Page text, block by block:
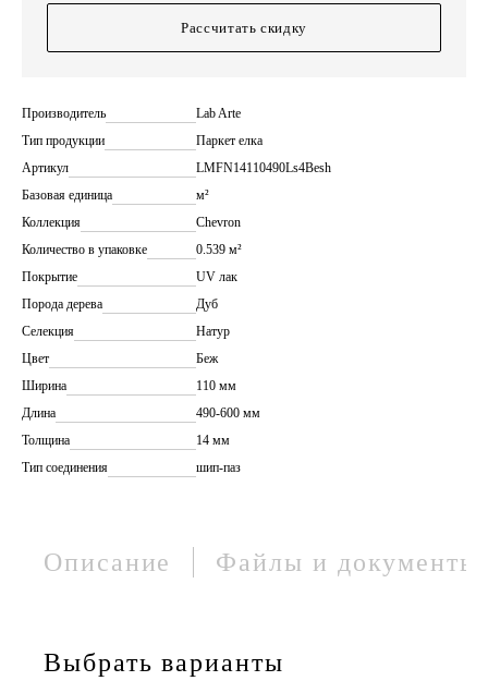
Рассчитать скидку
Производитель
Lab Arte
Тип продукции
Паркет елка
Артикул
LMFN14110490Ls4Besh
Базовая единица
м²
Коллекция
Chevron
Количество в упаковке
0.539 м²
Покрытие
UV лак
Порода дерева
Дуб
Селекция
Натур
Цвет
Беж
Ширина
110 мм
Длина
490-600 мм
Толщина
14 мм
Тип соединения
шип-паз
Описание Файлы и документы
Выбрать варианты